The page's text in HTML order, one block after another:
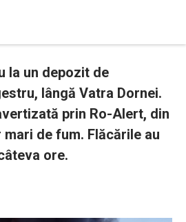
la un depozit de
lângă Vatra Dornei.
prin Ro-Alert, din
de fum. Flăcările au
ore.